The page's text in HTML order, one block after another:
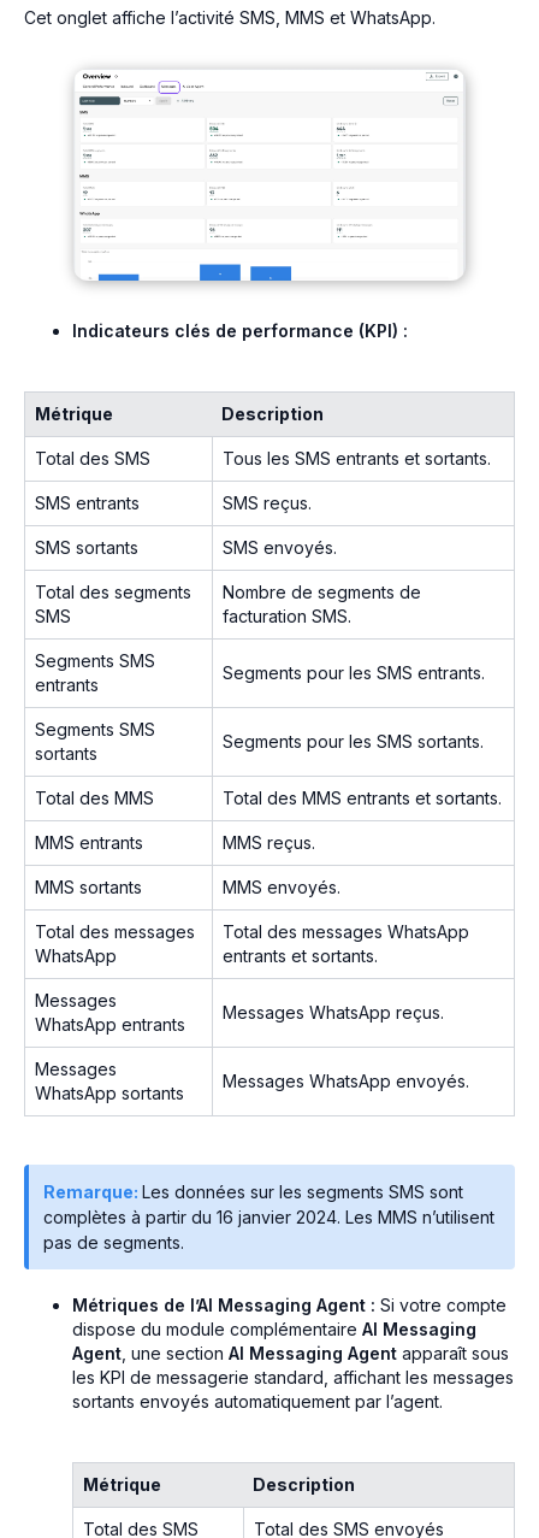
Cet onglet affiche l’activité SMS, MMS et WhatsApp.
Indicateurs clés de performance (KPI) :
Métrique Description
Total des SMS Tous les SMS entrants et sortants.
SMS entrants SMS reçus.
SMS sortants SMS envoyés.
Total des segments
SMS
Nombre de segments de
facturation SMS.
Segments SMS
entrants
Segments pour les SMS entrants.
Segments SMS
sortants
Segments pour les SMS sortants.
Total des MMS Total des MMS entrants et sortants.
MMS entrants MMS reçus.
MMS sortants MMS envoyés.
Total des messages
WhatsApp
Total des messages WhatsApp
entrants et sortants.
Messages
WhatsApp entrants
Messages WhatsApp reçus.
Messages
WhatsApp sortants
Messages WhatsApp envoyés.
Remarque: Les données sur les segments SMS sont
complètes à partir du 16 janvier 2024. Les MMS n’utilisent
pas de segments.
Métriques de l’AI Messaging Agent : Si votre compte
dispose du module complémentaire AI Messaging
Agent , une section AI Messaging Agent apparaît sous
les KPI de messagerie standard, affichant les messages
sortants envoyés automatiquement par l’agent.
Métrique Description
Total des SMS
Total des SMS envoyés